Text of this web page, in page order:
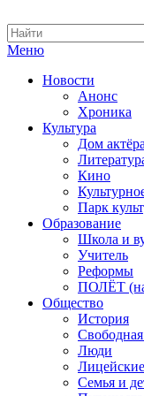
Меню
Новости
Анонс
Хроника
Культура
Дом
Кино
Парк
Образование
Школа и
Учитель
Реформы
ПОЛЁТ
Общество
История
Люди
Семья и